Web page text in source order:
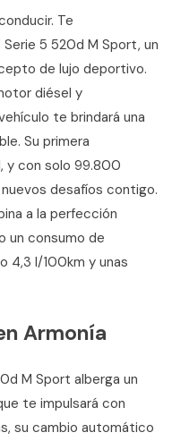
Te
5 520d M Sport, un
de lujo deportivo.
diésel y
te brindará una
Su primera
y con solo 99.800
desafíos contigo.
a la perfección
un consumo de
4,3 l/100km y unas
Armonía
M Sport alberga un
te impulsará con
su cambio automático